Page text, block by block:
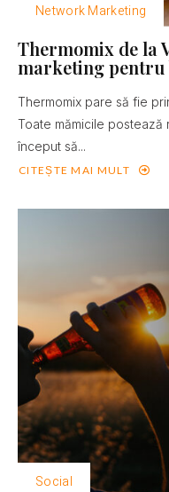
Network Marketing
Thermomix de la
marketing pentru
Thermomix pare să fie
Toate mămicile postează
început să...
CITEȘTE MAI MULT
Social